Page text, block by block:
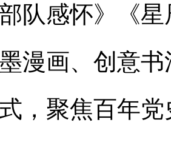
部队感怀》《
漫画、创意
，聚焦百年